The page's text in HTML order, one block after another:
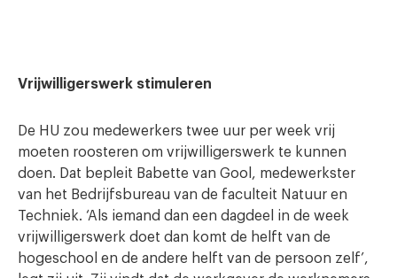
Vrijwilligerswerk stimuleren
De HU zou medewerkers twee uur per week vrij
moeten roosteren om vrijwilligerswerk te kunnen
doen. Dat bepleit Babette van Gool, medewerkster
van het Bedrijfsbureau van de faculteit Natuur en
Techniek. ‘Als iemand dan een dagdeel in de week
vrijwilligerswerk doet dan komt de helft van de
hogeschool en de andere helft van de persoon zelf’,